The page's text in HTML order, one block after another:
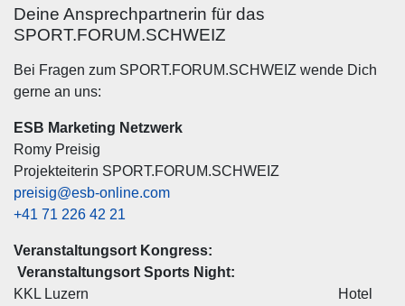
Deine Ansprechpartnerin für das
SPORT.FORUM.SCHWEIZ
Bei Fragen zum SPORT.FORUM.SCHWEIZ wende Dich
gerne an uns:
ESB Marketing Netzwerk
Romy Preisig
Projekteiterin SPORT.FORUM.SCHWEIZ
preisig@esb-online.com
+41 71 226 42 21
Veranstaltungsort Kongress:
Veranstaltungsort Sports Night:
KKL Luzern Hotel